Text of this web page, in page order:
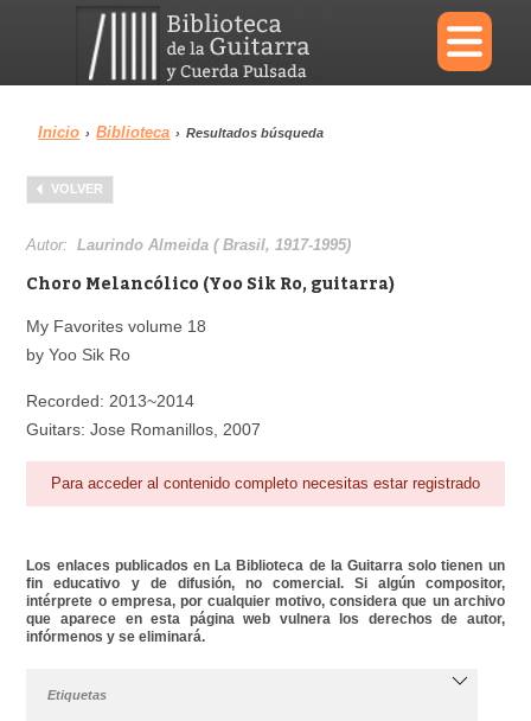
×
Menu
Biblioteca Diccionario
Área personal
Inicio › Biblioteca › Resultados búsqueda
VOLVER
Autor:Laurindo Almeida ( Brasil, 1917-1995)
Choro Melancólico (Yoo Sik Ro, guitarra)
My Favorites volume 18
by Yoo Sik Ro
Recorded: 2013~2014
Guitars: Jose Romanillos, 2007
Para acceder al contenido completo necesitas estar registrado
Los enlaces publicados en La Biblioteca de la Guitarra solo tienen un
fin educativo y de difusión, no comercial. Si algún compositor,
intérprete o empresa, por cualquier motivo, considera que un archivo
que aparece en esta página web vulnera los derechos de autor,
infórmenos y se eliminará.
Etiquetas